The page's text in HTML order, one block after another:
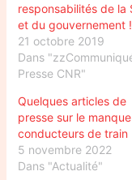
responsabilités de la
et du gouvernement !
21 octobre 2019
Dans
Presse CNR"
Quelques articles de
presse sur le
conducteurs de train
5 novembre 2022
Dans "Actualité"